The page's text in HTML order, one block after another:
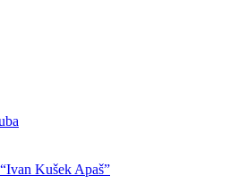
Kušek Apaš”